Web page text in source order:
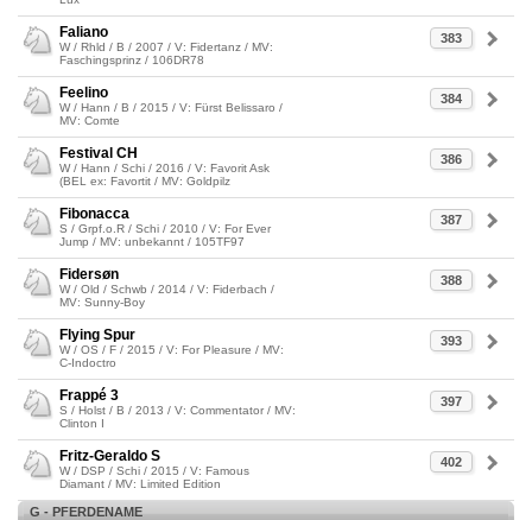
383
Faliano
W / Rhld / B / 2007 / V: Fidertanz / MV:
Faschingsprinz / 106DR78
384
Feelino
W / Hann / B / 2015 / V: Fürst Belissaro /
MV: Comte
386
Festival CH
W / Hann / Schi / 2016 / V: Favorit Ask
(BEL ex: Favortit / MV: Goldpilz
387
Fibonacca
S / Grpf.o.R / Schi / 2010 / V: For Ever
Jump / MV: unbekannt / 105TF97
388
Fidersøn
W / Old / Schwb / 2014 / V: Fiderbach /
MV: Sunny-Boy
393
Flying Spur
W / OS / F / 2015 / V: For Pleasure / MV:
C-Indoctro
397
Frappé 3
S / Holst / B / 2013 / V: Commentator / MV:
Clinton I
402
Fritz-Geraldo S
W / DSP / Schi / 2015 / V: Famous
Diamant / MV: Limited Edition
G - PFERDENAME